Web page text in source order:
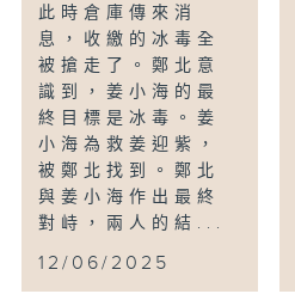
此時倉庫傳來消
息，收繳的冰毒全
被搶走了。鄭北意
識到，姜小海的最
終目標是冰毒。姜
小海為救姜迎紫，
被鄭北找到。鄭北
與姜小海作出最終
對峙，兩人的結...
12/06/2025